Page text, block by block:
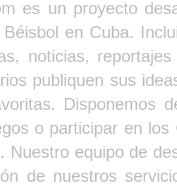
es un proyecto
en Cuba.
noticias,
publiquen sus
Disponemos
o participar en
Nuestro equipo de
de nuestros